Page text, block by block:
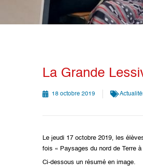
La Grande
18 octobre 2019
Le jeudi 17 octobre 2019, les
fois « Paysages du nord de Terre à
Ci-dessous un résumé en image.